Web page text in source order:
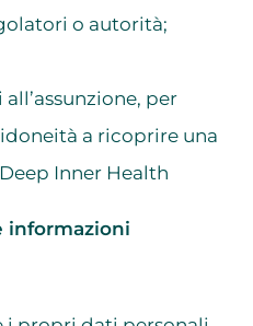
o autorità;
per
a ricoprire una
Inner Health
informazioni